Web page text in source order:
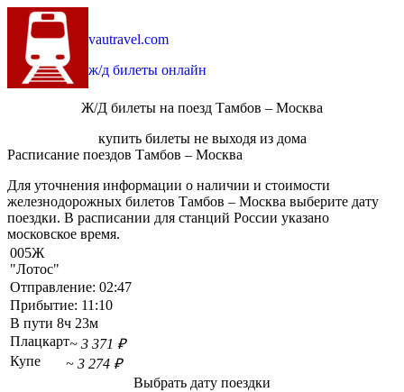
vautravel.com
ж/д билеты онлайн
Ж/Д билеты на поезд Тамбов – Москва
купить билеты не выходя из дома
Расписание поездов Тамбов – Москва
Для уточнения информации о наличии и стоимости
железнодорожных билетов Тамбов – Москва выберите дату
поездки. В расписании для станций России указано
московское время.
005Ж
"Лотос"
Отправление: 02:47
Прибытие: 11:10
В пути 8ч 23м
Плацкарт~ 3 371 ₽
Купе
~ 3 274 ₽
Выбрать дату поездки